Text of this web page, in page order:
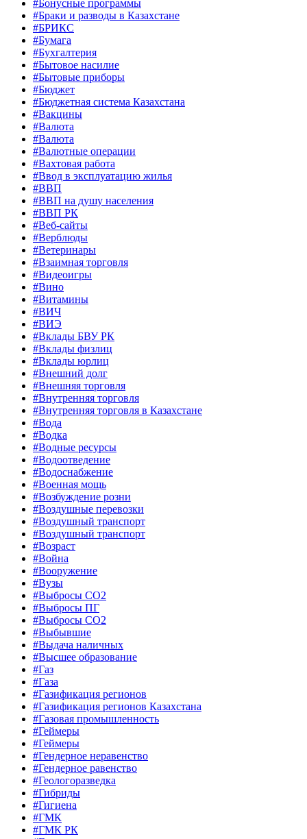
#Бонусные программы
#Браки и разводы в Казахстане
#БРИКС
#Бумага
#Бухгалтерия
#Бытовое насилие
#Бытовые приборы
#Бюджет
#Бюджетная система Казахстана
#Вакцины
#Валюта
#Валюта
#Валютные операции
#Вахтовая работа
#Ввод в эксплуатацию жилья
#ВВП
#ВВП на душу населения
#ВВП РК
#Веб-сайты
#Верблюды
#Ветеринары
#Взаимная торговля
#Видеоигры
#Вино
#Витамины
#ВИЧ
#ВИЭ
#Вклады БВУ РК
#Вклады физлиц
#Вклады юрлиц
#Внешний долг
#Внешняя торговля
#Внутренняя торговля
#Внутренняя торговля в Казахстане
#Вода
#Водка
#Водные ресурсы
#Водоотведение
#Водоснабжение
#Военная мощь
#Возбуждение розни
#Воздушные перевозки
#Воздушный транспорт
#Воздушный транспорт
#Возраст
#Война
#Вооружение
#Вузы
#Выбросы CO2
#Выбросы ПГ
#Выбросы СО2
#Выбывшие
#Выдача наличных
#Высшее образование
#Газ
#Газа
#Газификация регионов
#Газификация регионов Казахстана
#Газовая промышленность
#Геймеры
#Геймеры
#Гендерное неравенство
#Гендерное равенство
#Геологоразведка
#Гибриды
#Гигиена
#ГМК
#ГМК РК